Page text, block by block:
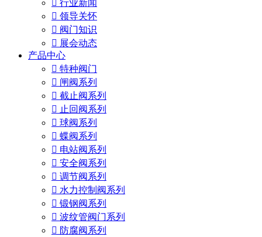
 行业新闻
 领导关怀
 阀门知识
 展会动态
产品中心
 特种阀门
 闸阀系列
 截止阀系列
 止回阀系列
 球阀系列
 蝶阀系列
 电站阀系列
 安全阀系列
 调节阀系列
 水力控制阀系列
 锻钢阀系列
 波纹管阀门系列
 防腐阀系列